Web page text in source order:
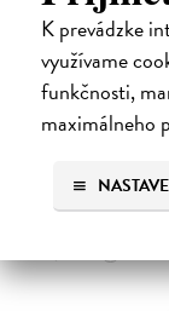
K prevádzke
využívame
funkčnosti,
maximálneho
Dezorz Gejza|
Kniha o
desaťročia
nezávislých
výtvarné návrhy,
17,75 €